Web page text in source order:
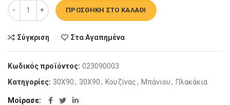
Πλακάκι τοίχου - 123612 D Glossy 30x90cm ποσότητα
ΠΡΟΣΘΉΚΗ ΣΤΟ ΚΑΛΆΘΙ
Σύγκριση Στα Αγαπημένα
Κωδικός προϊόντος: 023090003
Κατηγορίες: 30X90, 30X90, Koυζίνας, Μπάνιου, Πλακάκια
Μοίρασε